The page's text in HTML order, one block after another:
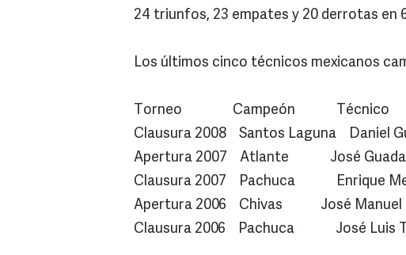
24 triunfos, 23 empates y 20 derrotas en
Los últimos cinco técnicos mexicanos
Torneo Campeón Técnico
Clausura 2008 Santos Laguna Daniel
Apertura 2007 Atlante José
Clausura 2007 Pachuca Enrique
Apertura 2006 Chivas José Manuel
Clausura 2006 Pachuca José Luis